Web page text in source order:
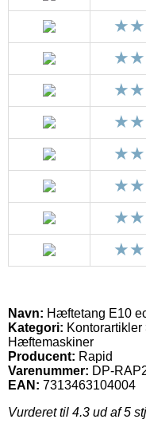
Navn: Hæftetang E10
Kategori:
Hæftemaskiner
Producent: Rapid
Varenummer: DP-
EAN: 7313463104004
Vurderet til 4.3 ud af 5